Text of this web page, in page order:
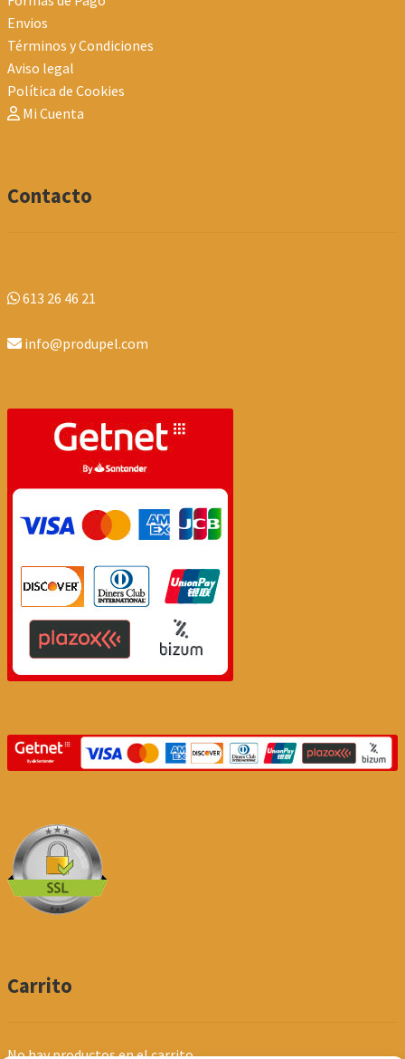
Envios
Términos y Condiciones
Aviso legal
Política de Cookies
Mi Cuenta
Contacto
613 26 46 21
info@produpel.com
Carrito
No hay productos en el carrito.